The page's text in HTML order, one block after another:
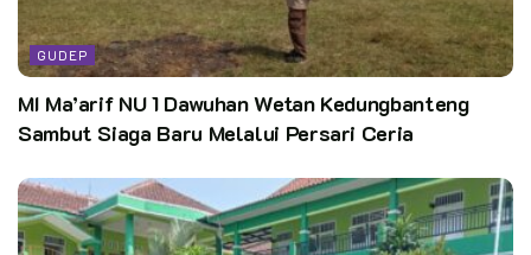
GUDEP
MI Ma’arif NU 1 Dawuhan Wetan Kedungbanteng
Sambut Siaga Baru Melalui Persari Ceria